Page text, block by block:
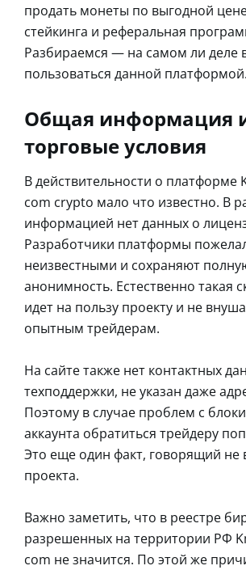
продать монеты по выгодной
стейкинга и реферальная
Разбираемся — на самом ли деле
пользоваться данной платформой.
Общая информация
торговые условия
В действительности о платформе
com crypto мало что известно. В
информацией нет данных о
Разработчики платформы
неизвестными и сохраняют
анонимность. Естественно такая
идет на пользу проекту и не
опытным трейдерам.
На сайте также нет контактных
техподдержки, не указан даже
Поэтому в случае проблем с
аккаунта обратиться трейдеру
Это еще один факт, говорящий не
проекта.
Важно заметить, что в реестре
разрешенных на территории РФ
com не значится. По этой же